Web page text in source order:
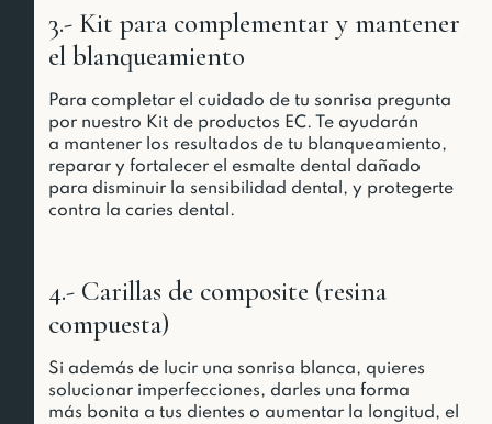
3.- Kit para complementar y mantener
el blanqueamiento
Para completar el cuidado de tu sonrisa pregunta
por nuestro Kit de productos EC. Te ayudarán
a mantener los resultados de tu blanqueamiento,
reparar y fortalecer el esmalte dental dañado
para disminuir la sensibilidad dental, y protegerte
contra la caries dental.
4.- Carillas de composite (resina
compuesta)
Si además de lucir una sonrisa blanca, quieres
solucionar imperfecciones, darles una forma
más bonita a tus dientes o aumentar la longitud, el